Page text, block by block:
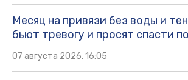
Месяц на привязи без воды и
бьют тревогу и просят спасти
07 августа 2026, 16:05